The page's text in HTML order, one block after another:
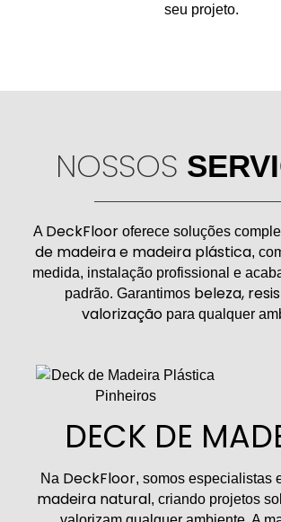
seu projeto.
NOSSOS
A DeckFloor oferece soluções
de madeira e madeira plástica,
medida, instalação profissional e
padrão. Garantimos beleza,
valorizaçãopara qualquer
DECK DE
Na DeckFloor, somos especialistas
madeira natural, criando projetos